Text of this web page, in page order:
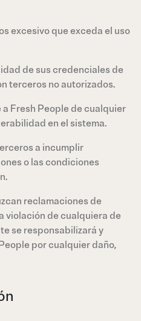
excesivo que exceda el uso
de sus credenciales de
terceros no autorizados.
Fresh People de cualquier
en el sistema.
a incumplir
o las condiciones
reclamaciones de
violación de cualquiera de
se responsabilizará y
por cualquier daño,